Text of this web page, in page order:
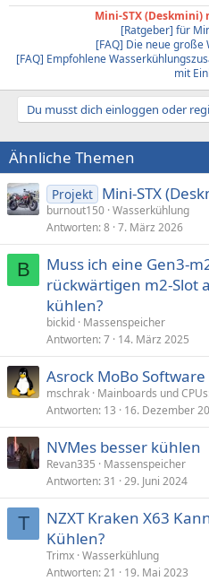
Mini-STX (Deskmini)
[Ratgeber] für
[FAQ] Die neue große
[FAQ] Empfohlene
mit
Du musst dich einloggen oder
Ähnliche Themen
Projekt Mini-STX
burnout150 Wasserkühlung
Antworten 8 7. März 2026
B
Muss ich eine Gen3-
rückwärtigen m2-Slot
kühlen?
bickid Massenspeicher
Antworten 7 14. März 2025
Asrock MoBo
mschrak Mainboards und
Antworten 13 16. Dezember
NVMes besser kühlen
Revan335
Massenspeicher
Antworten 31 29. Juni 2024
T
NZXT Kraken X63
Kühlen?
Trimx Wasserkühlung
Antworten 21 19. Mai 2023